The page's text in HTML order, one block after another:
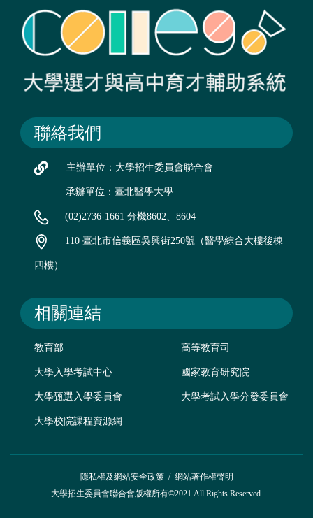
聯絡我們
主辦單位：大學招生委員會聯合會
承辦單位：臺北醫學大學
(02)2736-1661 分機8602、8604
110 臺北市信義區吳興街250號（醫學綜合大樓後棟
四樓）
相關連結
教育部 高等教育司
大學入學考試中心 國家教育研究院
大學甄選入學委員會 大學考試入學分發委員會
大學校院課程資源網
隱私權及網站安全政策/ 網站著作權聲明
大學招生委員會聯合會版權所有©2021 All Rights Reserved.